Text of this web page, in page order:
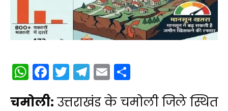
WhatsApp
Facebook
Twitter
Telegram
Email
चमोली: उत्तराखंड के चमोली जिले स्थित